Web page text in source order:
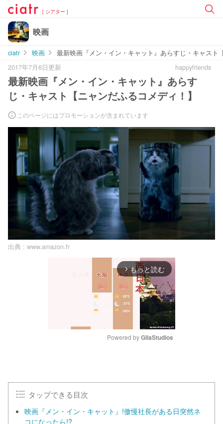
[ シアター ]
映画
ciatr 映画
最新映画『メン・イン・キャット』あらすじ・キャスト
2017年7月6日更新
happyfriends
最新映画『メン・イン・キャット』あらす
じ・キャスト【ニャンだふるコメディ！】
このページにはプロモーションが含まれています
出典 : www.amazon.fr
arrow_forward_ios もっと読む
Powered by GliaStudios
タップできる目次
映画『メン・イン・キャット』!傲慢社長がある日突然ネ
コになったら!?